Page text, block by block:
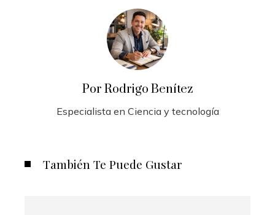
Por Rodrigo Benítez
Especialista en Ciencia y tecnología
También Te Puede Gustar